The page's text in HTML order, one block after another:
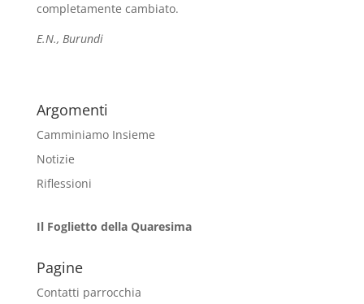
completamente cambiato.
E.N., Burundi
Argomenti
Camminiamo Insieme
Notizie
Riflessioni
Il Foglietto della Quaresima
Pagine
Contatti parrocchia